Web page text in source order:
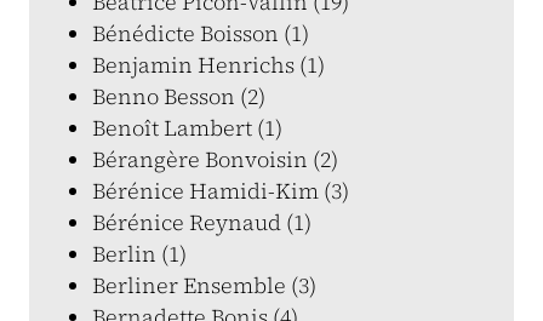
Bénédicte Boisson (1)
Benjamin Henrichs (1)
Benno Besson (2)
Benoît Lambert (1)
Bérangère Bonvoisin (2)
Bérénice Hamidi-Kim (3)
Bérénice Reynaud (1)
Berlin (1)
Berliner Ensemble (3)